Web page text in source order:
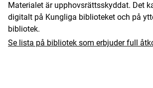
Materialet är upphovsrättsskyddat. Det
digitalt på Kungliga biblioteket och på
bibliotek.
Se lista på bibliotek som erbjuder full